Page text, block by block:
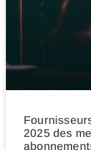
2025 des